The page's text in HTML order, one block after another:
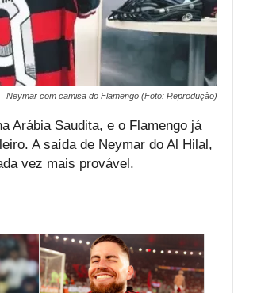
Neymar com camisa do Flamengo (Foto: Reprodução)
Arábia Saudita, e o Flamengo já
A saída de Neymar do Al Hilal,
vez mais provável.